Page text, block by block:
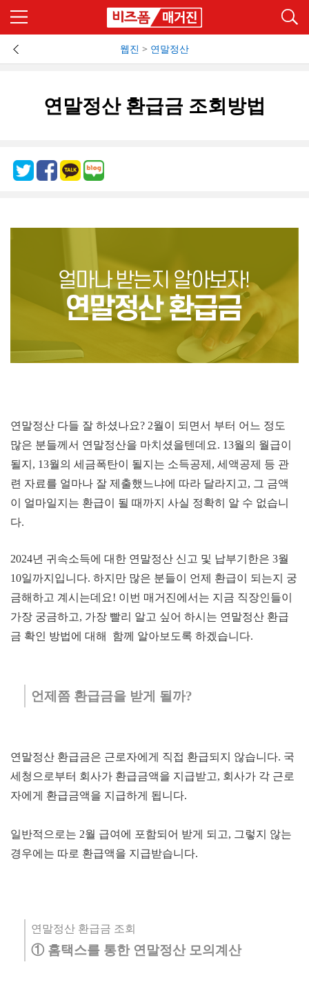
웹진 > 연말정산
연말정산 환급금 조회방법
연말정산 다들 잘 하셨나요? 2월이 되면서 부터 어느 정도
많은 분들께서 연말정산을 마치셨을텐데요. 13월의 월급이
될지, 13월의 세금폭탄이 될지는 소득공제, 세액공제 등 관
련 자료를 얼마나 잘 제출했느냐에 따라 달라지고, 그 금액
이 얼마일지는 환급이 될 때까지 사실 정확히 알 수 없습니
다.
2024년 귀속소득에 대한 연말정산 신고 및 납부기한은 3월
10일까지입니다. 하지만 많은 분들이 언제 환급이 되는지 궁
금해하고 계시는데요! 이번 매거진에서는 지금 직장인들이
가장 궁금하고, 가장 빨리 알고 싶어 하시는 연말정산 환급
금 확인 방법에 대해 함께 알아보도록 하겠습니다.
언제쯤 환급금을 받게 될까?
연말정산 환급금은 근로자에게 직접 환급되지 않습니다. 국
세청으로부터 회사가 환급금액을 지급받고, 회사가 각 근로
자에게 환급금액을 지급하게 됩니다.
일반적으로는 2월 급여에 포함되어 받게 되고, 그렇지 않는
경우에는 따로 환급액을 지급받습니다.
연말정산 환급금 조회
① 홈택스를 통한 연말정산 모의계산